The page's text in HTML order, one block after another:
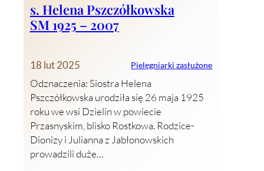
s. Helena Pszczółkowska
SM 1925 – 2007
18 lut 2025 Pielęgniarki zasłużone
Odznaczenia: Siostra Helena
Pszczółkowska urodziła się 26 maja 1925
roku we wsi Dzielin w powiecie
Przasnyskim, blisko Rostkowa. Rodzice-
Dionizy i Julianna z Jabłonowskich
prowadzili duże…